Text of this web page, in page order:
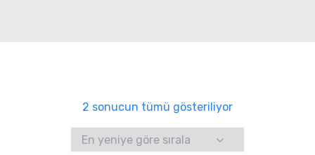
2 sonucun tümü gösteriliyorEn